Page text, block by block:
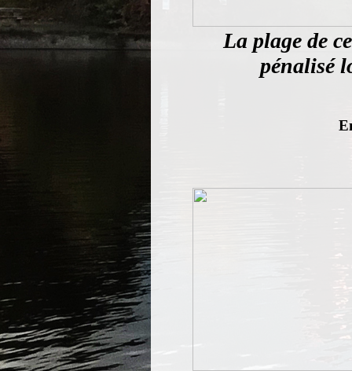
La plage de
pénalisé